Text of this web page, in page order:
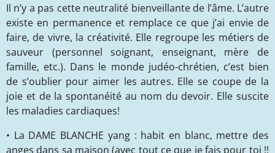
Il n’y a pas cette neutralité bienveillante de l’âme. L’autre
existe en permanence et remplace ce que j’ai envie de
faire, de vivre, la créativité. Elle regroupe les métiers de
sauveur (personnel soignant, enseignant, mère de
famille, etc.). Dans le monde judéo-chrétien, c’est bien
de s’oublier pour aimer les autres. Elle se coupe de la
joie et de la spontanéité au nom du devoir. Elle suscite
les maladies cardiaques!
• La DAME BLANCHE yang : habit en blanc, mettre des
anges dans sa maison (avec tout ce que je fais pour toi !!